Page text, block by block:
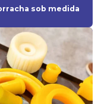
medida para
sob medida